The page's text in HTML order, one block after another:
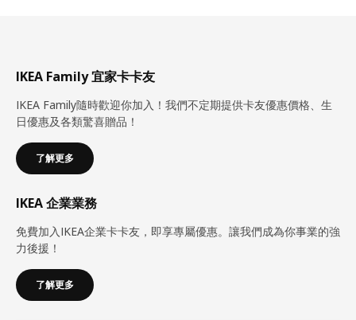
IKEA Family 宜家卡卡友
IKEA Family隨時歡迎你加入！我們不定期提供卡友優惠價格、生
日優惠及各類驚喜贈品！
了解更多
IKEA 企業業務
免費加入IKEA企業卡卡友，即享專屬優惠。讓我們成為你事業的強
力後援！
了解更多